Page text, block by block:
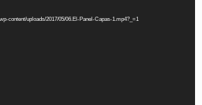
content/uploads/2017/05/06.El-Panel-Capas-1.mp4?_=1